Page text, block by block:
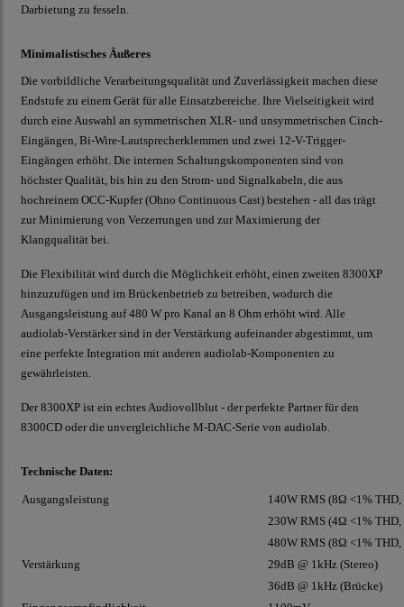
Darbietung zu fesseln.
Minimalistisches Äußeres
Die vorbildliche Verarbeitungsqualität und Zuverlässigkeit machen diese
Endstufe zu einem Gerät für alle Einsatzbereiche. Ihre Vielseitigkeit wird
durch eine Auswahl an symmetrischen XLR- und unsymmetrischen Cinch-
Eingängen, Bi-Wire-Lautsprecherklemmen und zwei 12-V-Trigger-
Eingängen erhöht. Die internen Schaltungskomponenten sind von
höchster Qualität, bis hin zu den Strom- und Signalkabeln, die aus
hochreinem OCC-Kupfer (Ohno Continuous Cast) bestehen - all das trägt
zur Minimierung von Verzerrungen und zur Maximierung der
Klangqualität bei.
Die Flexibilität wird durch die Möglichkeit erhöht, einen zweiten 8300XP
hinzuzufügen und im Brückenbetrieb zu betreiben, wodurch die
Ausgangsleistung auf 480 W pro Kanal an 8 Ohm erhöht wird. Alle
audiolab-Verstärker sind in der Verstärkung aufeinander abgestimmt, um
eine perfekte Integration mit anderen audiolab-Komponenten zu
gewährleisten.
Der 8300XP ist ein echtes Audiovollblut - der perfekte Partner für den
8300CD oder die unvergleichliche M-DAC-Serie von audiolab.
Technische Daten:
Ausgangsleistung
140W RMS (8Ω <1% THD,
230W RMS (4Ω <1% THD,
480W RMS (8Ω <1%
Verstärkung
29dB @ 1kHz (Stereo)
36dB @ 1kHz (Brücke)